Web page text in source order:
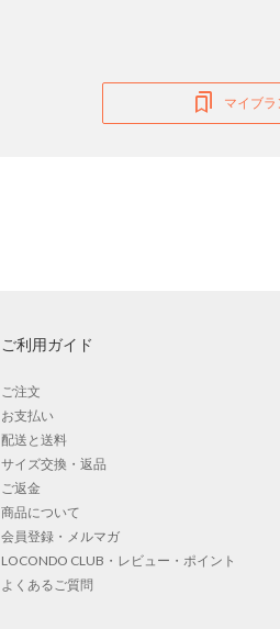
マイブ
ご利用ガイド
ご注文
お支払い
配送と送料
サイズ交換・返品
ご返金
商品について
会員登録・メルマガ
LOCONDO CLUB・レビュー・ポイント
よくあるご質問